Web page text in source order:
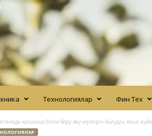
Технологиялар Фин Тех
қосымша білім беру ваучерлерін бөлудің жаңа